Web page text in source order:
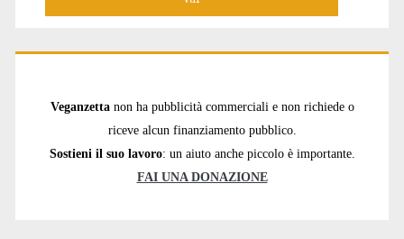
Veganzetta non ha pubblicità commerciali e non richiede o
riceve alcun finanziamento pubblico.
Sostieni il suo lavoro: un aiuto anche piccolo è importante.
FAI UNA DONAZIONE